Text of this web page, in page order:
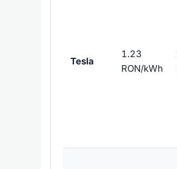
Tesla
1.23
RON/kWh